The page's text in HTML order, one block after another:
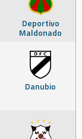
Deportivo
Maldonado
Danubio